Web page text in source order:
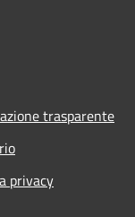
trasparente
privacy